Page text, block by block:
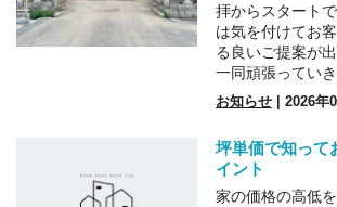
拝からスタート
は気を付けてお
る良いご提案が
一同頑張っていき
お知らせ| 2026年
坪単価で知って
イント
家の価格の高低